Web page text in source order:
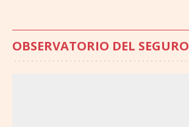
OBSERVATORIO DEL SEGURO